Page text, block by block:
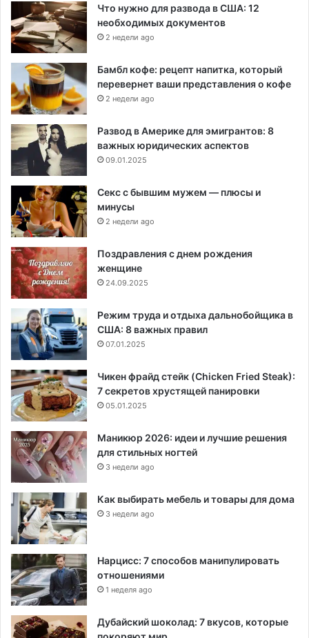
Что нужно для развода в США: 12
необходимых документов
2 недели ago
Бамбл кофе: рецепт напитка, который
перевернет ваши представления о кофе
2 недели ago
Развод в Америке для эмигрантов: 8
важных юридических аспектов
09.01.2025
Секс с бывшим мужем — плюсы и
минусы
2 недели ago
Поздравления с днем рождения
женщине
24.09.2025
Режим труда и отдыха дальнобойщика в
США: 8 важных правил
07.01.2025
Чикен фрайд стейк (Chicken Fried Steak):
7 секретов хрустящей панировки
05.01.2025
Маникюр 2026: идеи и лучшие решения
для стильных ногтей
3 недели ago
Как выбирать мебель и товары для дома
3 недели ago
Нарцисс: 7 способов манипулировать
отношениями
1 неделя ago
Дубайский шоколад: 7 вкусов, которые